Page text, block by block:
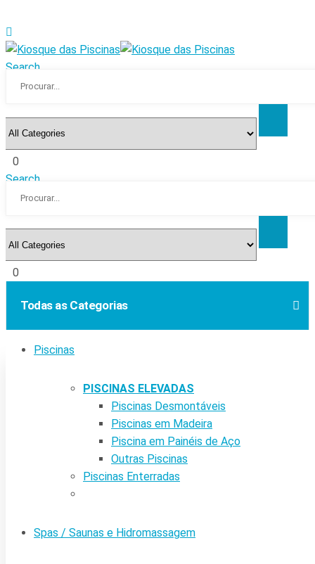
Search
0
Search
0
Todas as Categorias
Piscinas
PISCINAS ELEVADAS
Piscinas Desmontáveis
Piscinas em Madeira
Piscina em Painéis de Aço
Outras Piscinas
Piscinas Enterradas
Spas / Saunas e Hidromassagem